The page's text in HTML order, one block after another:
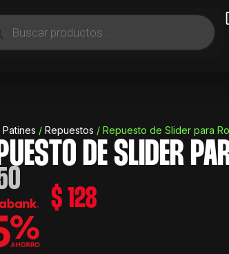
Patines / Repuestos / Repuesto de Slider para
DE SLIDER
$ 128